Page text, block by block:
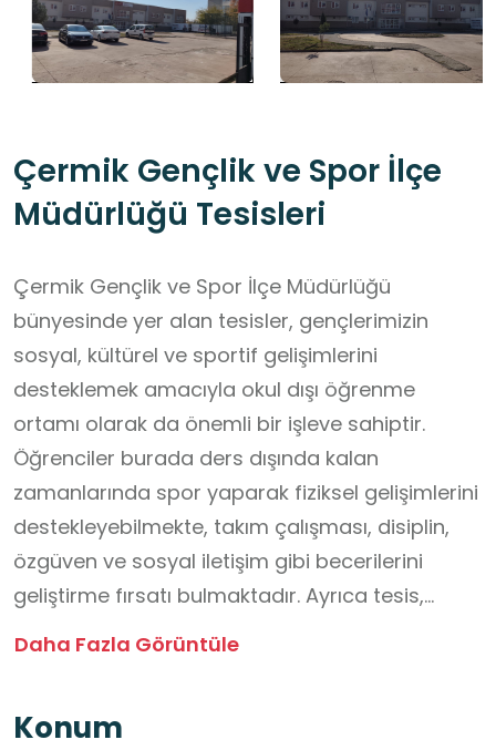
Çermik Gençlik ve Spor İlçe
Müdürlüğü Tesisleri
Çermik Gençlik ve Spor İlçe Müdürlüğü
bünyesinde yer alan tesisler, gençlerimizin
sosyal, kültürel ve sportif gelişimlerini
desteklemek amacıyla okul dışı öğrenme
ortamı olarak da önemli bir işleve sahiptir.
Öğrenciler burada ders dışında kalan
zamanlarında spor yaparak fiziksel gelişimlerini
destekleyebilmekte, takım çalışması, disiplin,
özgüven ve sosyal iletişim gibi becerilerini
geliştirme fırsatı bulmaktadır. Ayrıca tesis,
uygulamalı spor etkinlikleri ve rehberlik
rehberli bir öğrenme alanı oluşturmaktadır.
Daha Fazla Görüntüle
Konum